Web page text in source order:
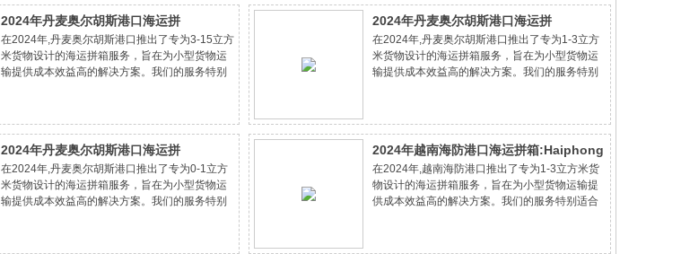
h1 { font-size: 22px; color: #1a5fa8; border-
bottom: 2px solid #1a5fa8; padding-bottom:
10px; margin-bottom: 20px; }
h2 { font-size: 17px; color: #1a5fa8; border-left:
4px solid #1a5fa8; padding-left: 10px; margin-
物流服务和成本节约的运输方案。
2024年丹麦奥尔胡斯港口海运拼
箱:Aarhus&Copenhagen port的3-15立
方米货物的成本节约专家方案
在2024年,丹麦奥尔胡斯港口推出了专为3-15立方
米货物设计的海运拼箱服务，旨在为小型货物运
输提供成本效益高的解决方案。我们的服务特别
2024年丹麦奥尔胡斯港口海运拼
箱:Aarhus&Copenhagen port的1-3立
方米货物的成本节约专家方案
在2024年,丹麦奥尔胡斯港口推出了专为1-3立方
米货物设计的海运拼箱服务，旨在为小型货物运
输提供成本效益高的解决方案。我们的服务特别
2024年丹麦奥尔胡斯港口海运拼
箱:Aarhus&Copenhagen port的0-1立
方米货物的成本节约专家方案
在2024年,丹麦奥尔胡斯港口推出了专为0-1立方
米货物设计的海运拼箱服务，旨在为小型货物运
输提供成本效益高的解决方案。我们的服务特别
2024年越南海防港口海运拼箱:Haiphong
port的1-3立方米货物的成本节约专家方案
在2024年,越南海防港口推出了专为1-3立方米货
物设计的海运拼箱服务，旨在为小型货物运输提
供成本效益高的解决方案。我们的服务特别适合